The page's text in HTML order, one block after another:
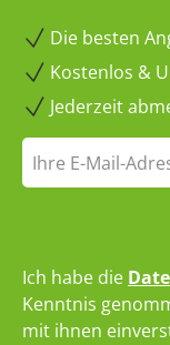
Die besten
Kostenlos &
Jederzeit
Ich habe die
Kenntnis
mit ihnen